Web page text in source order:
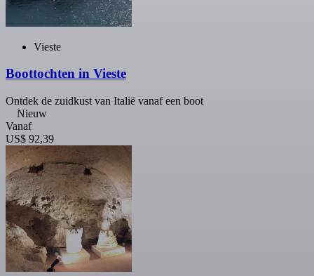
Vieste
Boottochten in Vieste
Ontdek de zuidkust van Italië vanaf een boot
Nieuw
Vanaf
US$ 92,39